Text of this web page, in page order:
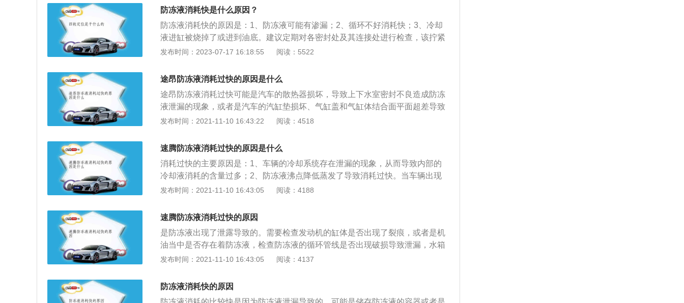
垢，避免降低散热器的散热作用；3、保证发动机能在正常温度范围之内工作。
防冻液过期不换的危害：1、会使冷冻液中的水分蒸发，导致冷冻液的冰点变
化，影响冷冻液的效果；2、不能对发动机起到防腐蚀和除锈功能，影响发动机
使用寿命；3、增加其粘稠度，降低冷却散热效果。
防冻液消耗快是什么原因？
防冻液消耗快的原因是：1、防冻液可能有渗漏；2、循环不好消耗快；3、冷却
液进缸被烧掉了或进到油底。建议定期对各密封处及其连接处进行检查，该拧紧
的地方要拧紧，防漏垫圈、胶带等一定不要二次使用，这样可以避免防冻液消耗
在寒冷冬季停车时冷却液结冰而胀裂散热器和冻坏发动机气缸体，全称防冻冷却
液，许多人认为防冻液只是冬天才使用，但其实防冻液全年都要使用。
发布时间：2023-07-17 16:18:55 阅读：5522
途昂防冻液消耗过快的原因是什么
途昂防冻液消耗过快可能是汽车的散热器损坏，导致上下水室密封不良造成防冻
液泄漏的现象，或者是汽车的汽缸垫损坏、气缸盖和气缸体结合面平面超差导致
温度过高消耗过快。途昂是上汽大众集团推出的全新中大型SUV，搭配双幅镀铬
773mm。汽车搭配三幅式平底方向盘，12.3英寸全液晶仪表盘。车型提供2.0tsI
高低功率发动机和2.5tv6发动机两种选择，2.5t发动机首次出现在大众国产车型
上，匹配的是7速湿式双离合变速箱。汽车防冻液一般在行驶40000公里的时候使
用，具有良好的使用效果。
发布时间：2021-11-10 16:43:22 阅读：4518
速腾防冻液消耗过快的原因是什么
消耗过快的主要原因是：1、车辆的冷却系统存在泄漏的现象，从而导致内部的
冷却液消耗的含量过多；2、防冻液沸点降低蒸发了导致消耗过快。当车辆出现
这样的情况之后，建议驾驶人员及时的对冷却系统进行仔细的检查，以免发生更
m，1800mm，1462mm，轴距为2731mm。该车系为了满足不同车主的需求，一
共安装了两款发动机，分别是1.2升涡轮增压发动机和1.4升涡轮增压发动机。在
正常工作的状态下，1.4升涡轮增压发动机可以获得的最大功率为110kw，最大扭
矩为250牛米，而在1.2升涡轮增压发动机的配合下，可以提供车辆不同的动力性
能。
发布时间：2021-11-10 16:43:05 阅读：4188
速腾防冻液消耗过快的原因
是防冻液出现了泄露导致的。需要检查发动机的缸体是否出现了裂痕，或者是机
油当中是否存在着防冻液，检查防冻液的循环管线是否出现破损导致泄漏，水箱
底部是否损坏。机动车辆上的防冻液全称是叫做防冻冷却液，它的意思是可以防
并不是只有冬天才需要使用，防冻液是需要全年都使用的。机动车辆在更换防冻
液的时候需要更换同一品牌同一型号的防冻液，不建议两种型号的防冻液添加在
发布时间：2021-11-10 16:43:05 阅读：4137
防冻液消耗快的原因